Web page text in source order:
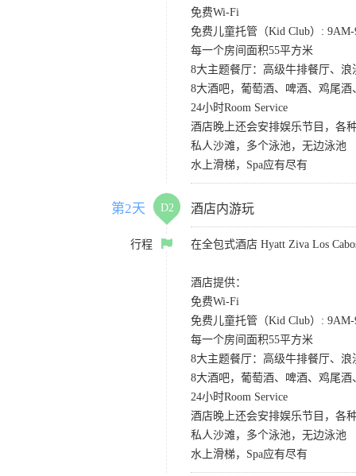
免费Wi-Fi
免费儿童托管（Kid Club）:
每一个房间面积55平方米
8大主题餐厅：高级牛排餐厅、
8大酒吧，葡萄酒、啤酒、鸡尾
24小时Room Service
酒店晚上还会安排娱乐节目，各
私人沙滩，多个泳池，无边泳池
水上滑梯，Spa应有尽有
第2天 D2 酒店内游玩
行程 在全包式酒店 Hyatt Ziva Los
酒店提供：
免费Wi-Fi
免费儿童托管（Kid Club）:
每一个房间面积55平方米
8大主题餐厅：高级牛排餐厅、
8大酒吧，葡萄酒、啤酒、鸡尾
24小时Room Service
酒店晚上还会安排娱乐节目，各
私人沙滩，多个泳池，无边泳池
水上滑梯，Spa应有尽有